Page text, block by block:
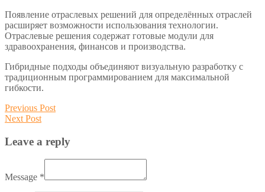
Появление отраслевых решений для определённых отраслей
расширяет возможности использования технологии.
Отраслевые решения содержат готовые модули для
здравоохранения, финансов и производства.
Гибридные подходы объединяют визуальную разработку с
традиционным программированием для максимальной
гибкости.
Post
navigation
Previous PostPrevious
Next PostNext
Leave a reply
Message *